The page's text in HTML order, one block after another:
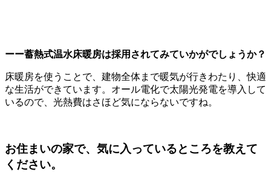
ーー蓄熱式温水床暖房は採用されてみていかがでしょうか？
床暖房を使うことで、建物全体まで暖気が行きわたり、快適
な生活ができています。オール電化で太陽光発電を導入して
いるので、光熱費はさほど気にならないですね。
お住まいの家で、気に入っているところを教えて
ください。